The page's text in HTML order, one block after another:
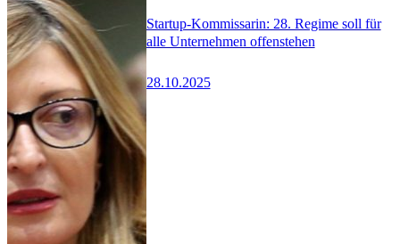
Startup-Kommissarin: 28. Regime soll für
alle Unternehmen offenstehen
28.10.2025